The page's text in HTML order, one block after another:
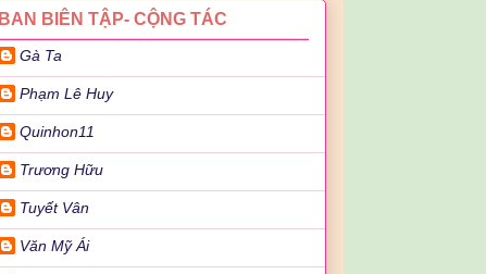
BAN BIÊN TẬP- CỘNG TÁC
Gà Ta
Phạm Lê Huy
Quinhon11
Trương Hữu
Tuyết Vân
Văn Mỹ Ái